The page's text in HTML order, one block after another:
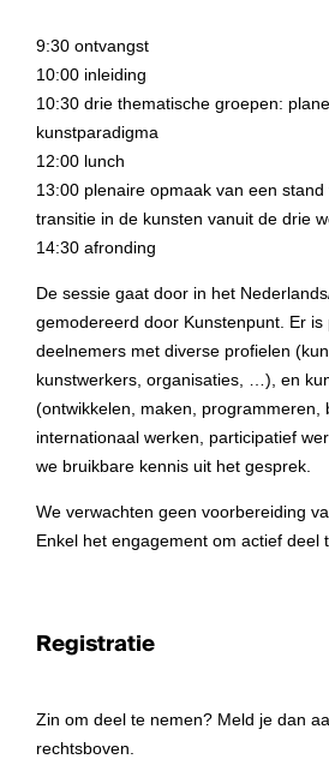
9:30 ontvangst
10:00 inleiding
10:30 drie thematische groepen:
kunstparadigma
12:00 lunch
13:00 plenaire opmaak van een stand
transitie in de kunsten vanuit de drie
14:30 afronding
De sessie gaat door in het
gemodereerd door Kunstenpunt. Er is
deelnemers met diverse profielen
kunstwerkers, organisaties, …), en
(ontwikkelen, maken, programmeren,
internationaal werken, participatief
we bruikbare kennis uit het gesprek.
We verwachten geen voorbereiding
Enkel het engagement om actief deel
Registratie
Zin om deel te nemen? Meld je dan
rechtsboven.